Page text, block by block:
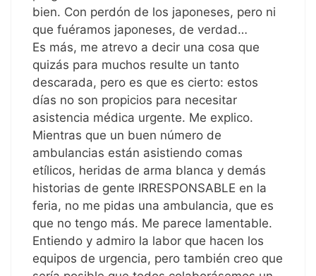
bien. Con perdón de los japoneses, pero ni
que fuéramos japoneses, de verdad…
Es más, me atrevo a decir una cosa que
quizás para muchos resulte un tanto
descarada, pero es que es cierto: estos
días no son propicios para necesitar
asistencia médica urgente. Me explico.
Mientras que un buen número de
ambulancias están asistiendo comas
etílicos, heridas de arma blanca y demás
historias de gente IRRESPONSABLE en la
feria, no me pidas una ambulancia, que es
que no tengo más. Me parece lamentable.
Entiendo y admiro la labor que hacen los
equipos de urgencia, pero también creo que